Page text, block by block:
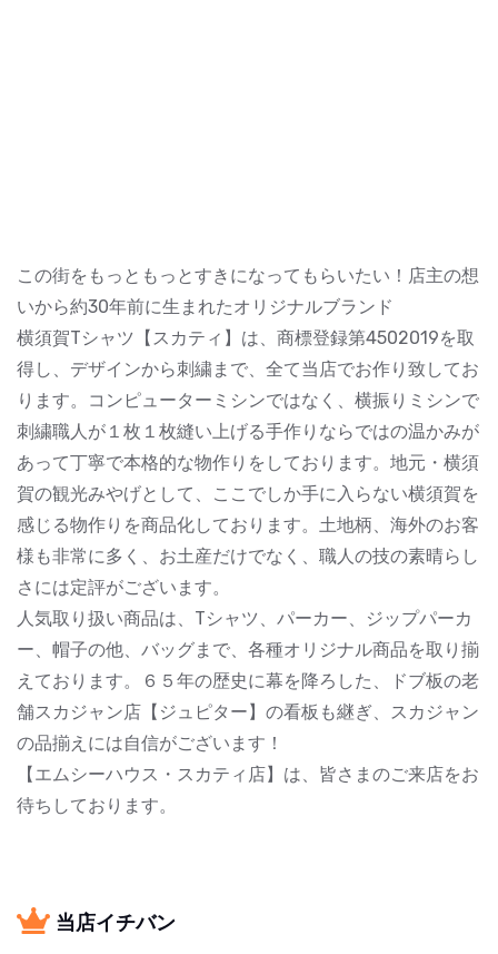
この街をもっともっとすきになってもらいたい！店主の想
いから約30年前に生まれたオリジナルブランド
横須賀Tシャツ【スカティ】は、商標登録第4502019を取
得し、デザインから刺繍まで、全て当店でお作り致してお
ります。コンピューターミシンではなく、横振りミシンで
刺繍職人が１枚１枚縫い上げる手作りならではの温かみが
あって丁寧で本格的な物作りをしております。地元・横須
賀の観光みやげとして、ここでしか手に入らない横須賀を
感じる物作りを商品化しております。土地柄、海外のお客
様も非常に多く、お土産だけでなく、職人の技の素晴らし
さには定評がございます。
人気取り扱い商品は、Tシャツ、パーカー、ジップパーカ
ー、帽子の他、バッグまで、各種オリジナル商品を取り揃
えております。６５年の歴史に幕を降ろした、ドブ板の老
舗スカジャン店【ジュピター】の看板も継ぎ、スカジャン
の品揃えには自信がございます！
【エムシーハウス・スカティ店】は、皆さまのご来店をお
待ちしております。
当店イチバン